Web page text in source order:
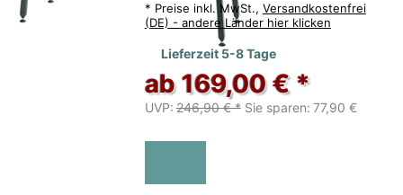
* Preise inkl. MwSt., Versandkostenfrei
(DE) - andere Länder hier klicken
Lieferzeit 5-8 Tage
ab 169,00 € *
UVP: 246,90 € * Sie sparen: 77,90 €